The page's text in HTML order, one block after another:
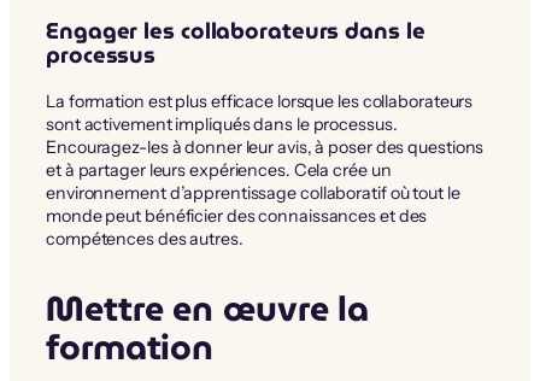
Engager les collaborateurs dans le
processus
La formation est plus efficace lorsque les collaborateurs
sont activement impliqués dans le processus.
Encouragez-les à donner leur avis, à poser des questions
et à partager leurs expériences. Cela crée un
environnement d’apprentissage collaboratif où tout le
monde peut bénéficier des connaissances et des
compétences des autres.
Mettre en œuvre la
formation